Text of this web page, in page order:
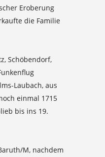
Eroberung
die Familie
Schöbendorf,
Laubach, aus
einmal 1715
bis ins 19.
M, nachdem